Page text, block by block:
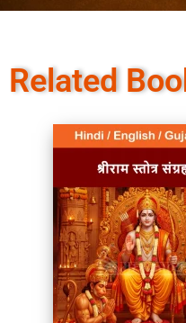
Related